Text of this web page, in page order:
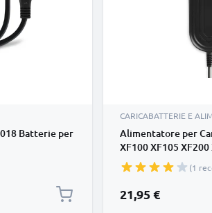
Batterie per
CARICABATTERIE E
Alimentatore per
XF100 XF105
Adattatore CA (CA-
2A / 2000mA,
(1
21,95 €